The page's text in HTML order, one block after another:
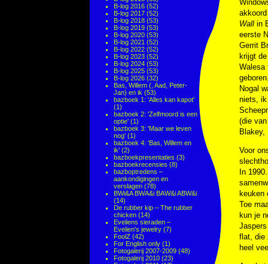
B-log 2016 (52)
B-log 2017 (52)
B-log 2018 (53)
B-log 2019 (53)
B-log 2020 (53)
B-log 2021 (52)
B-log 2022 (52)
B-log 2023 (52)
B-log 2024 (53)
B-log 2025 (53)
B-log 2026 (32)
Bas, Willem (, Aad, Peter-
Jan) en ik (53)
bazboek 1: 'Alles kan kapot'
(1)
bazboek 2: 'Zelfmoord is een
optie' (1)
bazboek 3: 'Maar we leven
nog' (1)
bazboek 4: 'Bas, Willem en
ik' (2)
bazboekpresentaties (3)
bazboekrecensies (8)
bazboptredens –
aankondigingen en
verslagen (78)
BWi&A BWA&i BAW&i ABW&i
(14)
De rubber kip – The rubber
chicken (14)
Eveliens sieraden –
Evelien's jewelry (7)
FoolZ (42)
For English only (1)
Fotogalerij 2007-2009 (48)
Fotogalerij 2010 (23)
Wall in
eerste
Gerrit
krijgt
Walesa
Nogal
niets, ik
(die
Blakey,
Voor
In
keuken
Toe
kun je
flat, die
heel